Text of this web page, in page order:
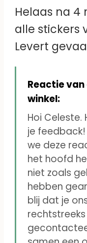
Helaas na
alle stickers
Levert
zoals losse
bedje, die
mondje wil
Reactie van
winkel:
Hoi Celeste.
je
we deze
het hoofd
niet zoals
hebben
blij dat je